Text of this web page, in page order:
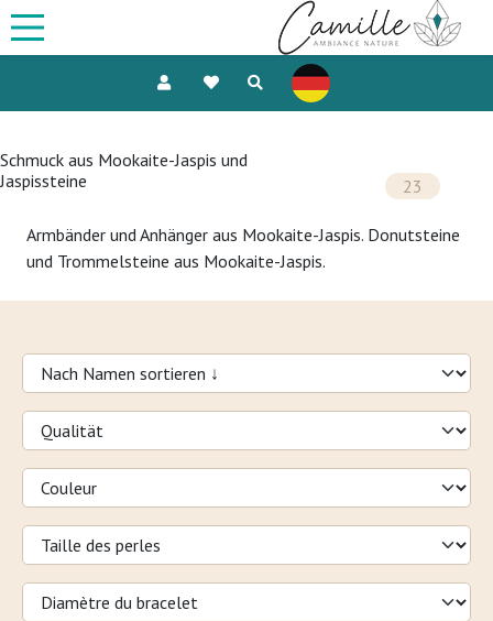
Schmuck aus Mookaite-Jaspis und
Jaspissteine
23
Armbänder und Anhänger aus Mookaite-Jaspis. Donutsteine
und Trommelsteine aus Mookaite-Jaspis.